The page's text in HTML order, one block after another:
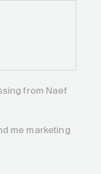
from Naef
me marketing